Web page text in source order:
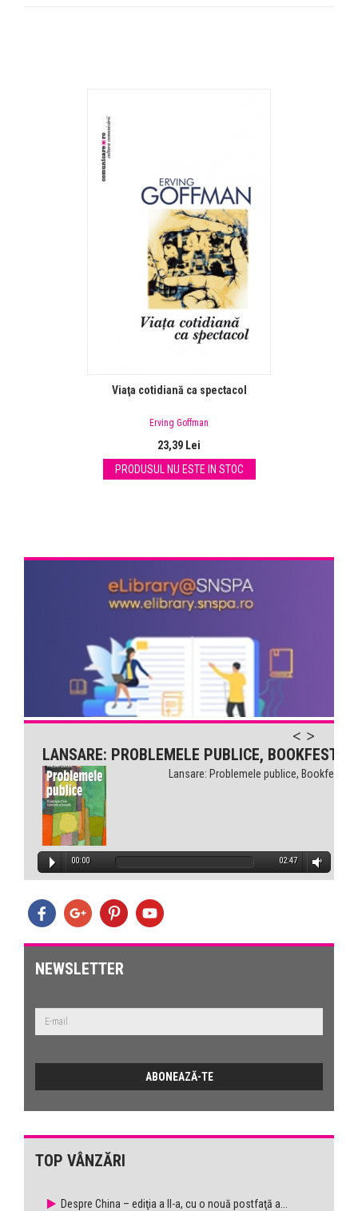
Viaţa cotidiană ca spectacol
Erving Goffman
23,39 Lei
PRODUSUL NU ESTE IN STOC
LANSARE: PROBLEMELE PUBLICE, BOOKFEST
Lansare: Problemele publice, Bookfest
00:00 02:47
NEWSLETTER
TOP VÂNZĂRI
Despre China – ediţia a II-a, cu o nouă postfaţă a...